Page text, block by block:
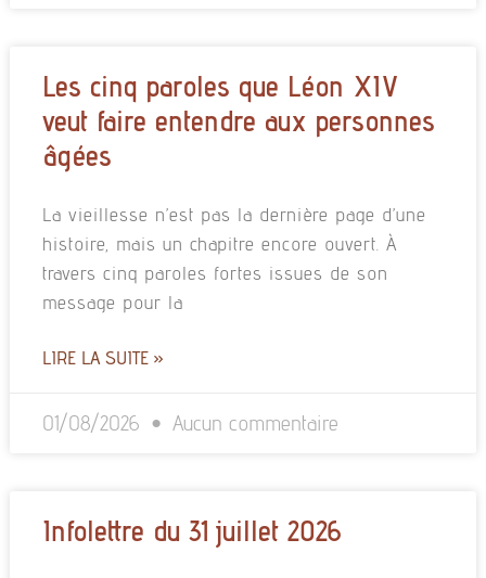
Les cinq paroles que Léon XIV
veut faire entendre aux personnes
âgées
La vieillesse n’est pas la dernière page d’une
histoire, mais un chapitre encore ouvert. À
travers cinq paroles fortes issues de son
message pour la
LIRE LA SUITE »
01/08/2026 Aucun commentaire
Infolettre du 31 juillet 2026